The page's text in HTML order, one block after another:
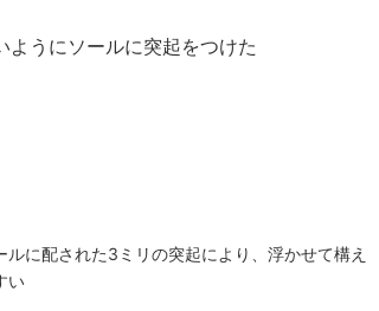
うにソールに突起をつけた
ルに配された3ミリの突起により、浮かせて構え
い